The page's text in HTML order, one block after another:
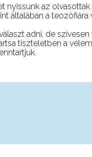
nyissunk az olvasottak
általában a teozófiára
adni, de
tiszteletben a